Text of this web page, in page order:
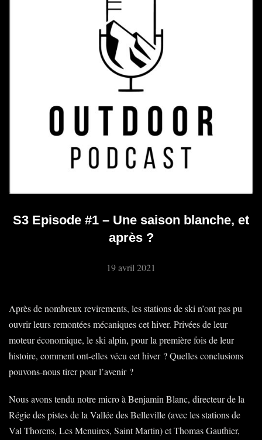
S3 Episode #1 – Une saison blanche, et
après ?
19 avril 2021
Après de nombreux revirements, les stations de ski n’ont pas pu
ouvrir leurs remontées mécaniques cet hiver. Privées de leur
moteur économique, le ski alpin, pour la première fois de leur
histoire, comment ont-elles vécu cet hiver ? Quelles conclusions
pouvons-nous tirer pour l’avenir ?
Nous avons tendu notre micro à Benjamin Blanc, directeur de la
Régie des pistes de la Vallée des Belleville (avec les stations de
Val Thorens, Les Menuires, Saint Martin) et Thomas Gauthier,